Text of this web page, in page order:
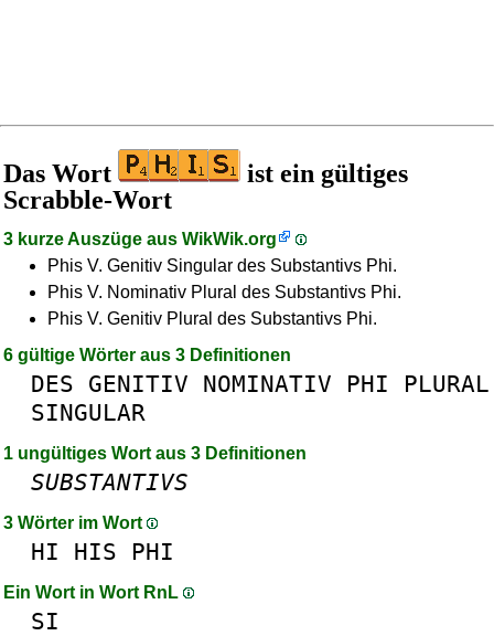
Das Wort
ist ein gültiges
Scrabble-Wort
3 kurze Auszüge aus WikWik.org
Phis V. Genitiv Singular des Substantivs Phi.
Phis V. Nominativ Plural des Substantivs Phi.
Phis V. Genitiv Plural des Substantivs Phi.
6 gültige Wörter aus 3 Definitionen
DES GENITIV NOMINATIV PHI
PLURAL
SINGULAR
1 ungültiges Wort aus 3 Definitionen
SUBSTANTIVS
3 Wörter im Wort
HI HIS PHI
Ein Wort in Wort RnL
SI